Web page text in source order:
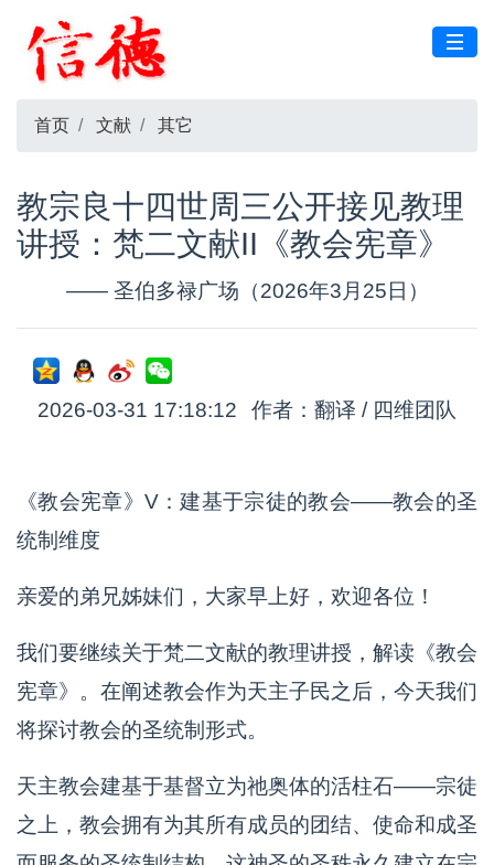
首页 文献 其它
教宗良十四世周三公开接见教理
讲授：梵二文献II《教会宪章》
—— 圣伯多禄广场（2026年3月25日）
2026-03-31 17:18:12 作者：翻译 / 四维团队
《教会宪章》V：建基于宗徒的教会——教会的圣
统制维度
亲爱的弟兄姊妹们，大家早上好，欢迎各位！
我们要继续关于梵二文献的教理讲授，解读《教会
宪章》。在阐述教会作为天主子民之后，今天我们
将探讨教会的圣统制形式。
天主教会建基于基督立为祂奥体的活柱石——宗徒
之上，教会拥有为其所有成员的团结、使命和成圣